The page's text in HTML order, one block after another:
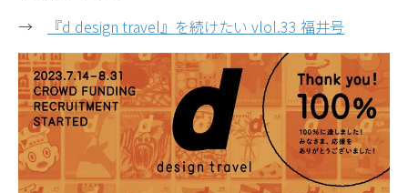
→
『d design travel』を続けたい vlol.33 福井号